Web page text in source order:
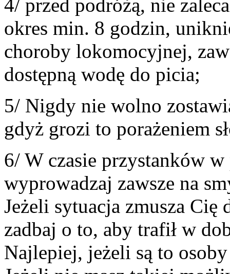
4/ przed podróżą, nie
okres min. 8 godzin,
choroby lokomocyjnej,
dostępną wodę do picia;
5/ Nigdy nie wolno
gdyż grozi to porażeniem
6/ W czasie przystanków
wyprowadzaj zawsze na
Jeżeli sytuacja zmusza Cię
zadbaj o to, aby trafił w
Najlepiej, jeżeli są to